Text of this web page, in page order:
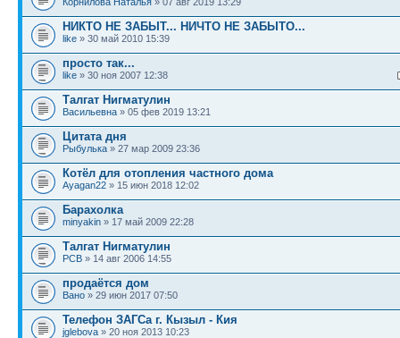
НИКТО НЕ ЗАБЫТ... НИЧТО НЕ ЗАБЫТО...
like » 30 май 2010 15:39
просто так...
like » 30 ноя 2007 12:38
Талгат Нигматулин
Васильевна » 05 фев 2019 13:21
Цитата дня
Рыбулька » 27 мар 2009 23:36
Котёл для отопления частного дома
Ayagan22 » 15 июн 2018 12:02
Барахолка
minyakin » 17 май 2009 22:28
Талгат Нигматулин
PCB » 14 авг 2006 14:55
продаётся дом
Вано » 29 июн 2017 07:50
Телефон ЗАГСа г. Кызыл - Кия
jglebova » 20 ноя 2013 10:23